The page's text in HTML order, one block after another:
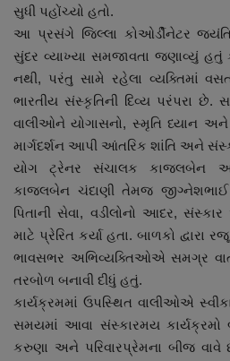
સુધી પહોંચ્યો હતો.
આ પ્રસંગે જિલ્લા કોઓર્ડીનેટર જયંતિ
સુંદર વ્યાખ્યા સમજાવતા જણાવ્યું હતું
નથી, પરંતુ સામે રહેલા વ્યક્તિમાં
ભારતીય સંસ્કૃતિની દિવ્ય પરંપરા
વાલીઓને યોગાસનો, સ્મૃતિ ધ્યાન
માર્ગદર્શન આપી આંતરિક શાંતિ અને
યોગ ટ્રેનર સંચાલક કાજલબેન
કાજલબેન ચંદાણી તેમજ જીગ્નેશભાઈ
પિતાની સેવા, વડીલોનો આદર,
માટે પ્રેરિત કર્યા હતા. બાળકો દ્વારા
ભાવસભર અભિવ્યક્તિઓએ સમગ્ર
તરબોળ બનાવી દીધું હતું.
કાર્યક્રમમાં ઉપસ્થિત વાલીઓએ
સમયમાં આવા સંસ્કારમય કાર્યક્રમો
કરુણા અને પરિવારપ્રેમના બીજ વાવે